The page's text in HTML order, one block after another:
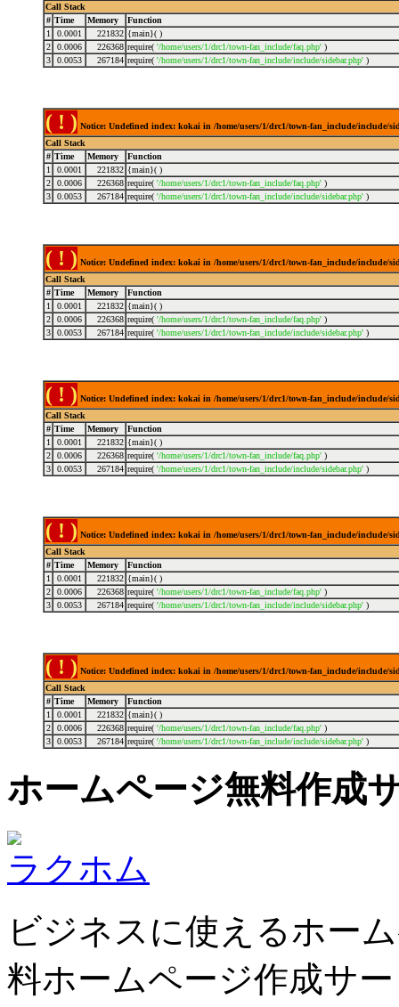
Call Stack
# Time Memory
Function
1
0.0001 221832 {main}( )
2
0.0006 226368 require( '/home/users/1/drc1/town-fan_include/faq.php' )
3
0.0053 267184 require( '/home/users/1/drc1/town-fan_include/include/sidebar.php' )
( ! ) Notice: Undefined index: kokai in /home/users/1/drc1/town-fan_include/include/
Call Stack
# Time Memory
Function
1
0.0001 221832 {main}( )
2
0.0006 226368 require( '/home/users/1/drc1/town-fan_include/faq.php' )
3
0.0053 267184 require( '/home/users/1/drc1/town-fan_include/include/sidebar.php' )
( ! ) Notice: Undefined index: kokai in /home/users/1/drc1/town-fan_include/include/
Call Stack
# Time Memory
Function
1
0.0001 221832 {main}( )
2
0.0006 226368 require( '/home/users/1/drc1/town-fan_include/faq.php' )
3
0.0053 267184 require( '/home/users/1/drc1/town-fan_include/include/sidebar.php' )
( ! ) Notice: Undefined index: kokai in /home/users/1/drc1/town-fan_include/include/
Call Stack
# Time Memory
Function
1
0.0001 221832 {main}( )
2
0.0006 226368 require( '/home/users/1/drc1/town-fan_include/faq.php' )
3
0.0053 267184 require( '/home/users/1/drc1/town-fan_include/include/sidebar.php' )
( ! ) Notice: Undefined index: kokai in /home/users/1/drc1/town-fan_include/include/
Call Stack
# Time Memory
Function
1
0.0001 221832 {main}( )
2
0.0006 226368 require( '/home/users/1/drc1/town-fan_include/faq.php' )
3
0.0053 267184 require( '/home/users/1/drc1/town-fan_include/include/sidebar.php' )
( ! ) Notice: Undefined index: kokai in /home/users/1/drc1/town-fan_include/include/
Call Stack
# Time Memory
Function
1
0.0001 221832 {main}( )
2
0.0006 226368 require( '/home/users/1/drc1/town-fan_include/faq.php' )
3
0.0053 267184 require( '/home/users/1/drc1/town-fan_include/include/sidebar.php' )
ホームページ無料作成
ラクホム
ビジネスに使えるホー
料ホームページ作成サ